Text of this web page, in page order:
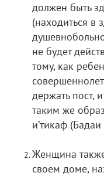
должен быть
(находиться в
не будет
тому, как
держать пост,
таким же
и’тикаф
Женщина
своем доме,